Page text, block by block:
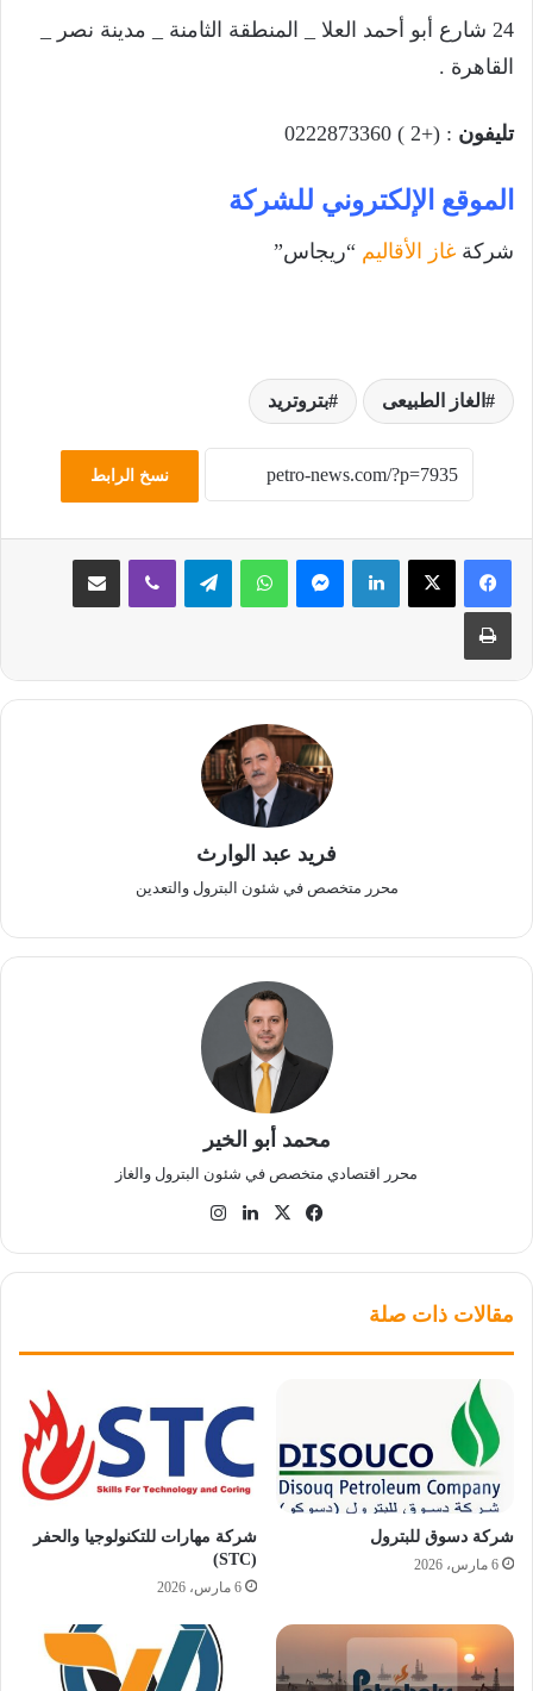
24 شارع أبو أحمد العلا _ المنطقة الثامنة _ مدينة نصر _
القاهرة .
تليفون : (+2 ) 0222873360
الموقع الإلكتروني للشركة
شركة غاز الأقاليم “ريجاس”
الغاز الطبيعى بتروتريد
نسخ الرابط
لينكدإن ماسنجر واتساب تيلقرام ڤايبر مشاركة عبر البريد
طباعة
فريد عبد الوارث
محرر متخصص في شئون البترول والتعدين
محمد أبو الخير
محرر اقتصادي متخصص في شئون البترول والغاز
فيسبوك
‫X لينكدإن
مقالات ذات صلة
شركة دسوق للبترول
6 مارس، 2026
شركة مهارات للتكنولوجيا والحفر
(STC)
6 مارس، 2026